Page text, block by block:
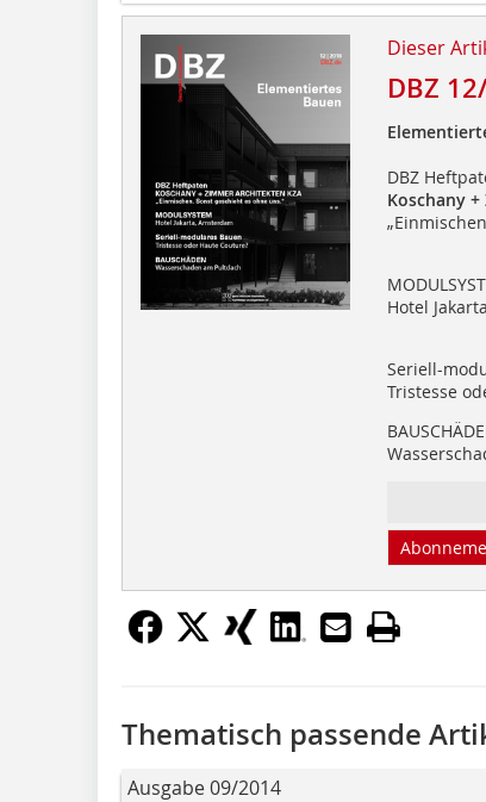
Dieser
DBZ
DBZ
Koschany
Hotel
Seriell-
Tristesse
Thematisch passende
Ausgabe 09/2014